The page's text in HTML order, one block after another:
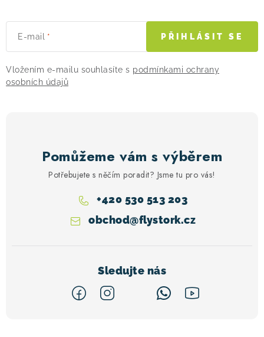
E-mail
Vložením e-mailu souhlasíte s podmínkami ochrany
osobních údajů
PŘIHLÁSIT SE
Pomůžeme vám s výběrem
Potřebujete s něčím poradit? Jsme tu pro vás!
obchod@flystork.cz
+420 530 513 203